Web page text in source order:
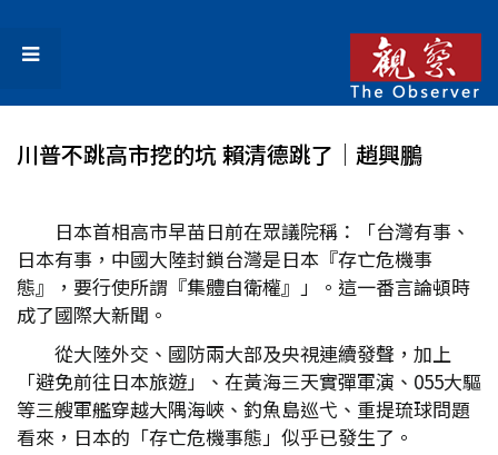
川普不跳高市挖的坑 賴清德跳了│趙興鵬
日本首相高市早苗日前在眾議院稱：「台灣有事、
日本有事，中國大陸封鎖台灣是日本『存亡危機事
態』，要行使所謂『集體自衛權』」。這一番言論頓時
成了國際大新聞。
從大陸外交、國防兩大部及央視連續發聲，加上
「避免前往日本旅遊」、在黃海三天實彈軍演、055大驅
等三艘軍艦穿越大隅海峽、釣魚島巡弋、重提琉球問題
看來，日本的「存亡危機事態」似乎已發生了。